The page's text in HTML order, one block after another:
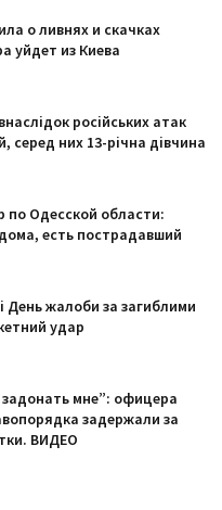
о ливнях и скачках
уйдет из Киева
російських атак
серед них 13-річна дівчина
по Одесской области:
есть пострадавший
День жалоби за загиблими
удар
мне”: офицера
задержали за
ВИДЕО